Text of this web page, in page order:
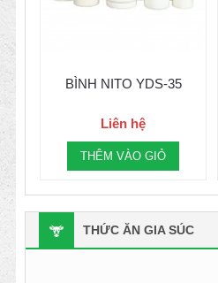
BÌNH NITO YDS-35
Liên hệ
THÊM VÀO GIỎ
THỨC ĂN GIA SÚC